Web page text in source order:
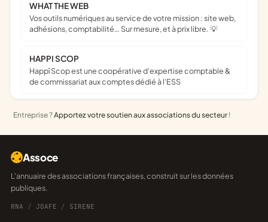
WHAT THE WEB
Vos outils numériques au service de votre mission : site web,
adhésions, comptabilité… Sur mesure, et à prix libre. 💡
HAPPI SCOP
Happï Scop est une coopérative d’expertise comptable &
de commissariat aux comptes dédié à l'ESS
Entreprise ?Apportez votre soutien aux associations du secteur !
Assoce
L'annuaire des associations françaises, construit sur les données
publiques.
RNA / JOAFE / SIRENE